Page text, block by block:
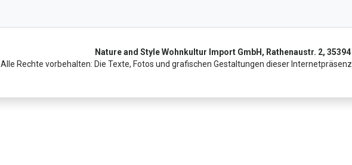
Nature and Style Wohnkultur Import GmbH, Rathenaustr. 2,
Alle Rechte vorbehalten: Die Texte, Fotos und grafischen Gestaltungen dieser